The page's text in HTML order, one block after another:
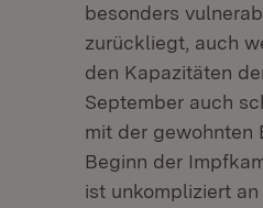
besonders
zurückliegt, auch
den Kapazitäten
September auch
mit der gewohnten
Beginn der
ist unkompliziert